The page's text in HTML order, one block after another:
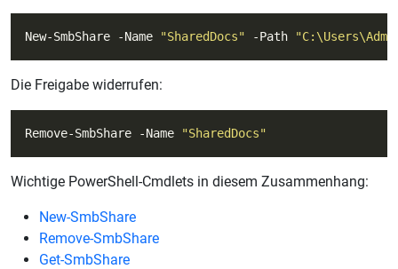
New-SmbShare -Name "SharedDocs" -Path
Die Freigabe widerrufen:
Remove-SmbShare -Name "SharedDocs"
Wichtige PowerShell-Cmdlets in diesem Zusammenhang:
New-SmbShare
Remove-SmbShare
Get-SmbShare